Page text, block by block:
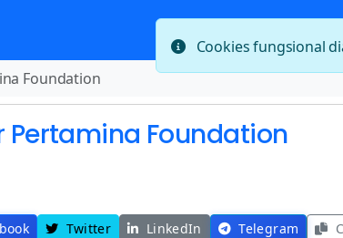
Foundation
Pertamina Foundation
Twitter LinkedIn Telegram
Cookies fungsional